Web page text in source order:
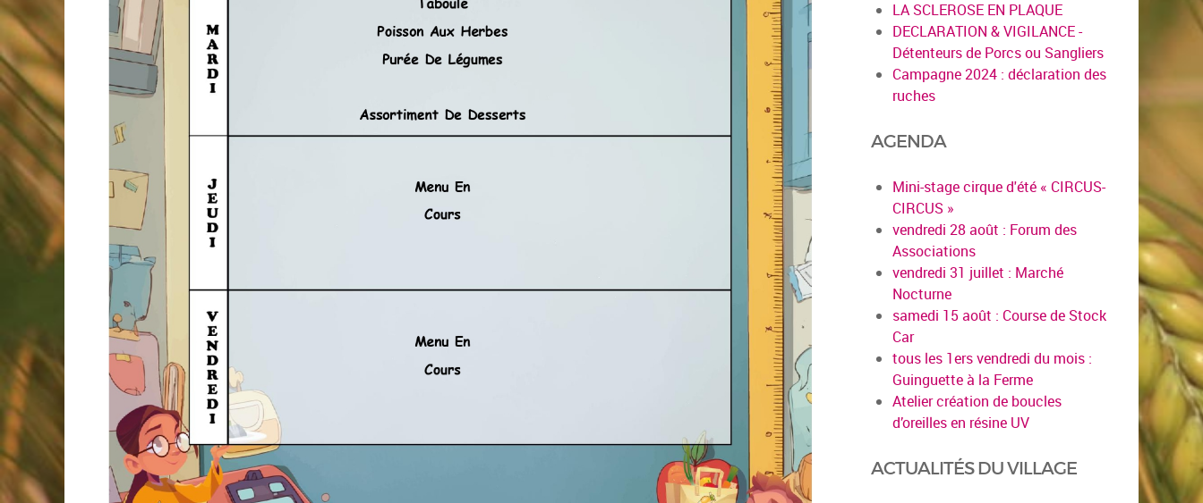
LA SCLEROSE EN PLAQUE
DECLARATION & VIGILANCE -
Détenteurs de Porcs ou Sangliers
Campagne 2024 : déclaration des
ruches
AGENDA
Mini-stage cirque d'été « CIRCUS-
CIRCUS »
vendredi 28 août : Forum des
Associations
vendredi 31 juillet : Marché
Nocturne
samedi 15 août : Course de Stock
Car
tous les 1ers vendredi du mois :
Guinguette à la Ferme
Atelier création de boucles
d’oreilles en résine UV
ACTUALITÉS DU VILLAGE